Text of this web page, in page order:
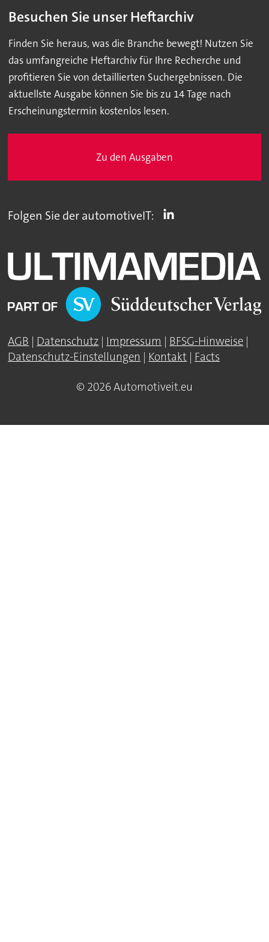
Besuchen Sie unser Heftarchiv
Finden Sie heraus, was die Branche bewegt! Nutzen Sie
das umfangreiche Heftarchiv für Ihre Recherche und
profitieren Sie von detaillierten Suchergebnissen. Die
aktuellste Ausgabe können Sie bis zu 14 Tage nach
Erscheinungstermin kostenlos lesen.
Zu den Ausgaben
Folgen Sie der automotiveIT:
AGB | Datenschutz | Impressum | BFSG-Hinweise |
Datenschutz-Einstellungen | Kontakt | Facts
© 2026 Automotiveit.eu